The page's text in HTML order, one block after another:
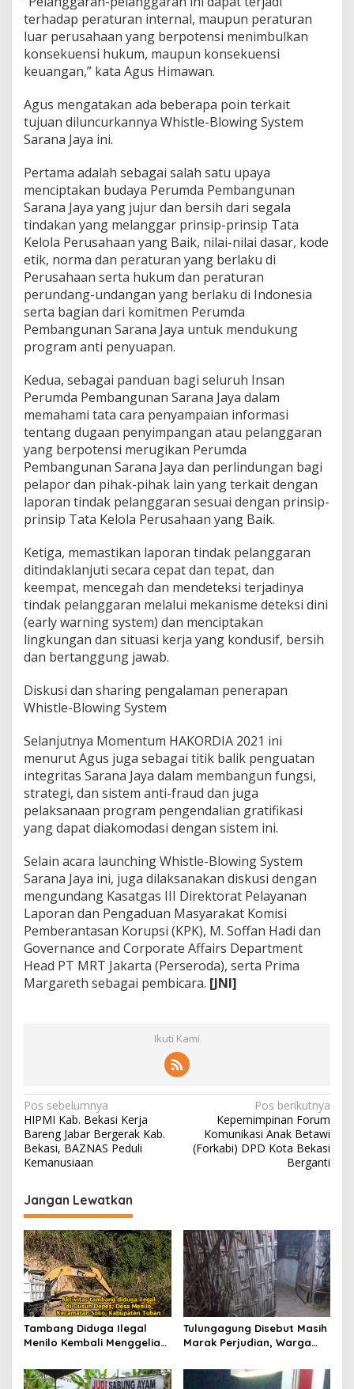
terhadap peraturan internal, maupun peraturan
luar perusahaan yang berpotensi menimbulkan
konsekuensi hukum, maupun konsekuensi
keuangan,” kata Agus Himawan.
Agus mengatakan ada beberapa poin terkait
tujuan diluncurkannya Whistle-Blowing System
Sarana Jaya ini.
Pertama adalah sebagai salah satu upaya
menciptakan budaya Perumda Pembangunan
Sarana Jaya yang jujur dan bersih dari segala
tindakan yang melanggar prinsip-prinsip Tata
Kelola Perusahaan yang Baik, nilai-nilai dasar, kode
etik, norma dan peraturan yang berlaku di
Perusahaan serta hukum dan peraturan
perundang-undangan yang berlaku di Indonesia
serta bagian dari komitmen Perumda
Pembangunan Sarana Jaya untuk mendukung
program anti penyuapan.
Kedua, sebagai panduan bagi seluruh Insan
Perumda Pembangunan Sarana Jaya dalam
memahami tata cara penyampaian informasi
tentang dugaan penyimpangan atau pelanggaran
yang berpotensi merugikan Perumda
Pembangunan Sarana Jaya dan perlindungan bagi
pelapor dan pihak-pihak lain yang terkait dengan
laporan tindak pelanggaran sesuai dengan prinsip-
prinsip Tata Kelola Perusahaan yang Baik.
Ketiga, memastikan laporan tindak pelanggaran
ditindaklanjuti secara cepat dan tepat, dan
keempat, mencegah dan mendeteksi terjadinya
tindak pelanggaran melalui mekanisme deteksi dini
(early warning system) dan menciptakan
lingkungan dan situasi kerja yang kondusif, bersih
dan bertanggung jawab.
Diskusi dan sharing pengalaman penerapan
Whistle-Blowing System
Selanjutnya Momentum HAKORDIA 2021 ini
menurut Agus juga sebagai titik balik penguatan
integritas Sarana Jaya dalam membangun fungsi,
strategi, dan sistem anti-fraud dan juga
pelaksanaan program pengendalian gratifikasi
yang dapat diakomodasi dengan sistem ini.
Selain acara launching Whistle-Blowing System
Sarana Jaya ini, juga dilaksanakan diskusi dengan
mengundang Kasatgas III Direktorat Pelayanan
Laporan dan Pengaduan Masyarakat Komisi
Pemberantasan Korupsi (KPK), M. Soffan Hadi dan
Governance and Corporate Affairs Department
Head PT MRT Jakarta (Perseroda), serta Prima
Margareth sebagai pembicara. [JNI]
Ikuti Kami
N
a
v
i
g
a
s
i
p
o
s
Pos sebelumnya
HIPMI Kab. Bekasi Kerja
Bareng Jabar Bergerak Kab.
Bekasi, BAZNAS Peduli
Kemanusiaan
Pos berikutnya
Kepemimpinan Forum
Komunikasi Anak Betawi
(Forkabi) DPD Kota Bekasi
Berganti
Jangan Lewatkan
Tambang Diduga Ilegal
Menilo Kembali Menggeliat,
Soroti Dugaan Pembiaran
Tulungagung Disebut Masih
Marak Perjudian, Warga
hingga Usut Dugaan Beking